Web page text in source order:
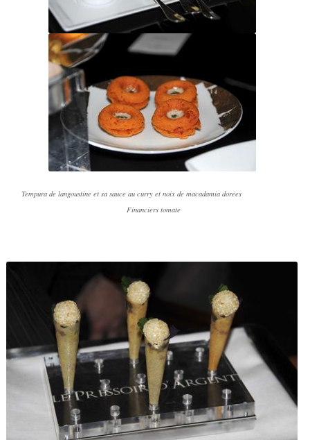
Tempura de langoustine et sa sauce au curry et noix de macadamia dorées
Financiers tomate